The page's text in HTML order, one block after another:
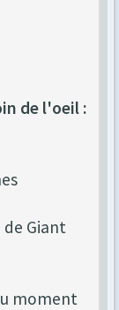
de l'oeil :
de Giant
moment